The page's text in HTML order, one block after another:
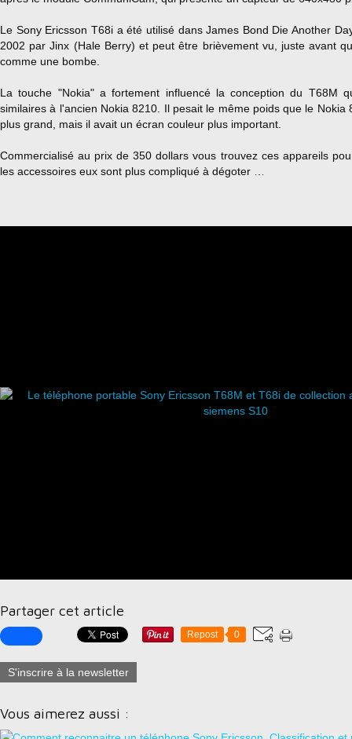
Le Sony Ericsson T68i a été utilisé dans James Bond Die Another
2002 par Jinx (Hale Berry) et peut être brièvement vu, juste avant
comme une bombe.
La touche "Nokia" a fortement influencé la conception du T68M
similaires à l'ancien Nokia 8210. Il pesait le même poids que le Nokia
plus grand, mais il avait un écran couleur plus important.
Commercialisé au prix de 350 dollars vous trouvez ces appareils
les accessoires eux sont plus compliqué à dégoter …
Partager cet article
Repost 0
S'inscrire à la newsletter
Vous aimerez aussi :